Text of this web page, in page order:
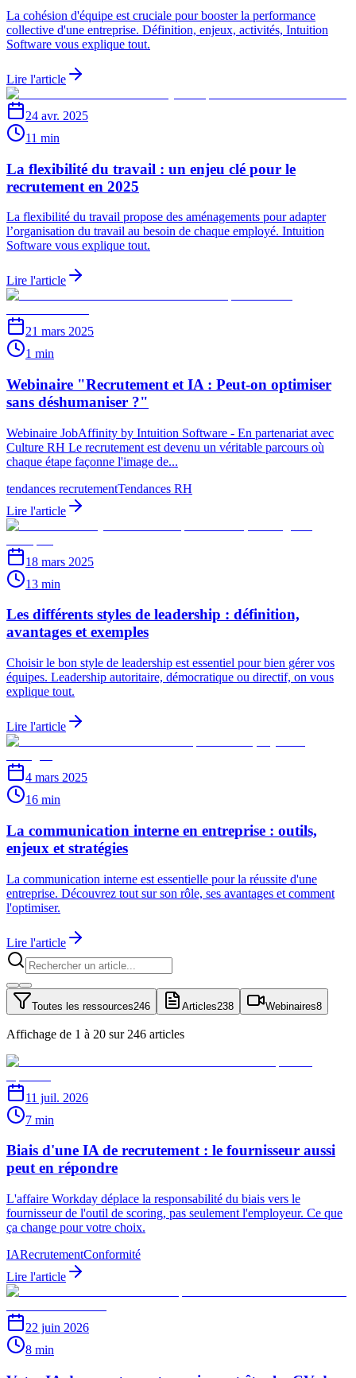
La cohésion d'équipe est cruciale pour booster la performance
collective d'une entreprise. Définition, enjeux, activités, Intuition
Software vous explique tout.
Lire l'article
24 avr. 2025
11 min
La flexibilité du travail : un enjeu clé pour le
recrutement en 2025
La flexibilité du travail propose des aménagements pour adapter
l’organisation du travail au besoin de chaque employé. Intuition
Software vous explique tout.
Lire l'article
21 mars 2025
1 min
Webinaire "Recrutement et IA : Peut-on optimiser
sans déshumaniser ?"
Webinaire JobAffinity by Intuition Software - En partenariat avec
Culture RH Le recrutement est devenu un véritable parcours où
chaque étape façonne l'image de...
tendances recrutementTendances RH
Lire l'article
18 mars 2025
13 min
Les différents styles de leadership : définition,
avantages et exemples
Choisir le bon style de leadership est essentiel pour bien gérer vos
équipes. Leadership autoritaire, démocratique ou directif, on vous
explique tout.
Lire l'article
4 mars 2025
16 min
La communication interne en entreprise : outils,
enjeux et stratégies
La communication interne est essentielle pour la réussite d'une
entreprise. Découvrez tout sur son rôle, ses avantages et comment
l'optimiser.
Lire l'article
Toutes les ressources246 Articles238 Webinaires8
Affichage de 1 à 20 sur 246 articles
11 juil. 2026
7 min
Biais d'une IA de recrutement : le fournisseur aussi
peut en répondre
L'affaire Workday déplace la responsabilité du biais vers le
fournisseur de l'outil de scoring, pas seulement l'employeur. Ce que
ça change pour votre choix.
IARecrutementConformité
Lire l'article
22 juin 2026
8 min